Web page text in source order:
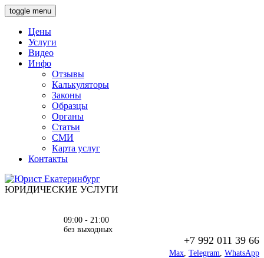
toggle menu
Цены
Услуги
Видео
Инфо
Отзывы
Калькуляторы
Законы
Образцы
Органы
Статьи
СМИ
Карта услуг
Контакты
ЮРИДИЧЕСКИЕ УСЛУГИ
09:00 - 21:00
без выходных
+7 992 011 39 66
Max, Telegram, WhatsApp